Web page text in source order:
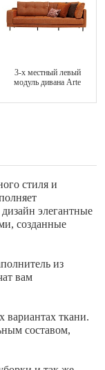
3-х местный левый
модуль дивана Arte
стиля и
элегантные
созданные
из
вам
ткани.
составом,